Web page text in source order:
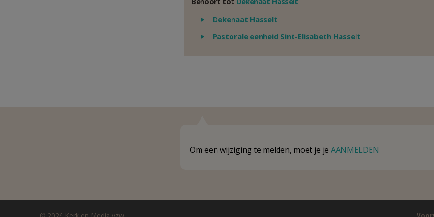
Weergeven
Dekenaat Hasselt
Weergeven
Pastorale eenheid Sint-Elisabeth Hasselt
Om een wijziging te melden, moet je je AANMELDEN